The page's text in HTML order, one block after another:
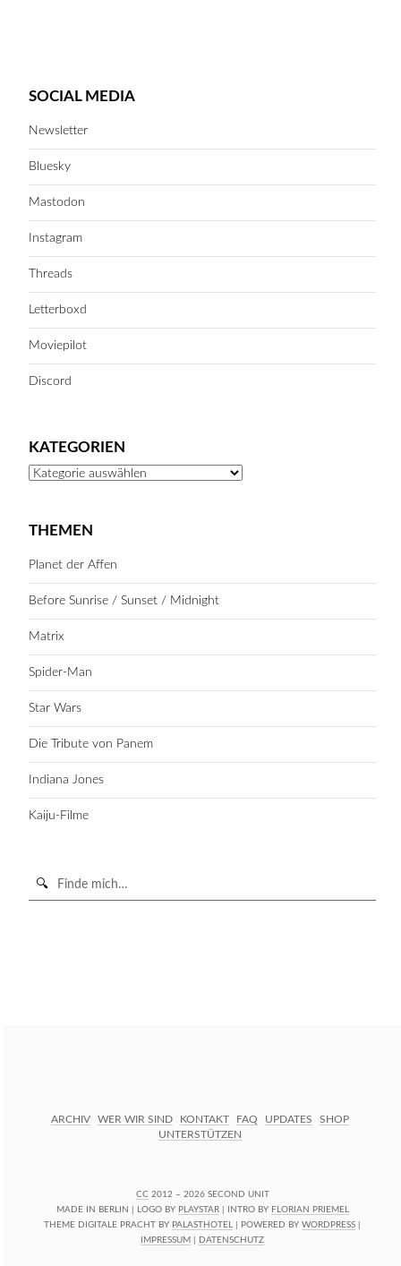
SOCIAL MEDIA
Newsletter
Bluesky
Mastodon
Instagram
Threads
Letterboxd
Moviepilot
Discord
KATEGORIEN
Kategorien
THEMEN
Planet der Affen
Before Sunrise / Sunset / Midnight
Matrix
Spider-Man
Star Wars
Die Tribute von Panem
Indiana Jones
Kaiju-Filme
Suche
ARCHIV WER WIR SIND KONTAKT FAQ UPDATES
SHOP
UNTERSTÜTZEN
CC 2012 – 2026 SECOND UNIT
MADE IN BERLIN | LOGO BY PLAYSTAR| INTRO BY FLORIAN PRIEMEL
THEME DIGITALE PRACHT BY PALASTHOTEL | POWERED BY WORDPRESS
IMPRESSUM
DATENSCHUTZ